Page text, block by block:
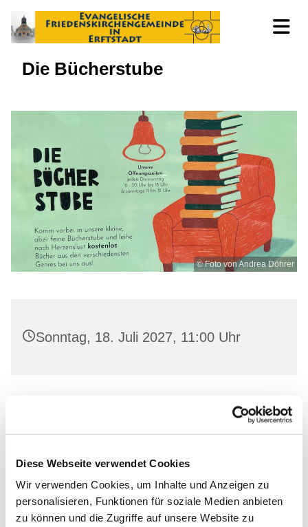
Diese Webseite verwendet Cookies
Wir verwenden Cookies, um Inhalte und Anzeigen zu
personalisieren, Funktionen für soziale Medien anbieten
zu können und die Zugriffe auf unsere Website zu
Die Bücherstube
© Foto von Andrea Döhrer
Sonntag, 18. Juli 2027, 11:00 Uhr
Leihen Sie in freundlicher Atmosphäre aktuelle